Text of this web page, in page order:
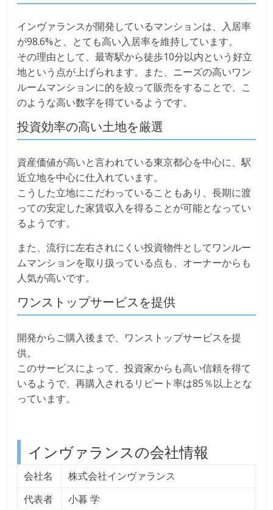
インヴァランスが開発しているマンションは、入居率
が98.6%と、とても高い入居率を維持しています。
その理由として、最寄駅から徒歩10分以内という好立
地という点が上げられます。また、ニーズの高いワン
ルームマンションに的を絞って販売をすることで、こ
のような高い数字を得ているようです。
投資効率の高い土地を厳選
資産価値が高いと言われている東京都心を中心に、駅
近立地を中心に仕入れています。
こうした立地にこだわっていることもあり、長期に渡
っての安定した家賃収入を得ることが可能となってい
るようです。
また、流行に左右されにくい投資物件としてワンルー
ムマンションを取り扱っている点も、オーナーからも
人気が高いです。
ワンストップサービスを提供
開発からご購入後まで、ワンストップサービスを提
供。
このサービスによって、投資家からも高い信頼を得て
いるようで、再購入されるリピート率は85％以上とな
っています。
インヴァランスの会社情報
会社名
株式会社インヴァランス
代表者
小暮 学